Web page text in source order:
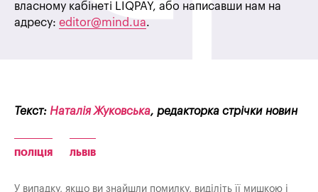
власному кабінеті LIQPAY, або написавши нам на
адресу: editor@mind.ua.
Текст: Наталія Жуковська, редакторка стрічки новин
ПОЛІЦІЯ ЛЬВІВ
У випадку, якщо ви знайшли помилку, виділіть її мишкою і